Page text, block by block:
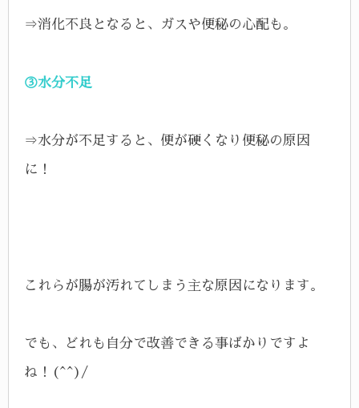
⇒消化不良となると、ガスや便秘の心配も。
③水分不足
⇒水分が不足すると、便が硬くなり便秘の原因
に！
これらが腸が汚れてしまう主な原因になります。
でも、どれも自分で改善できる事ばかりですよ
ね！(^^)/